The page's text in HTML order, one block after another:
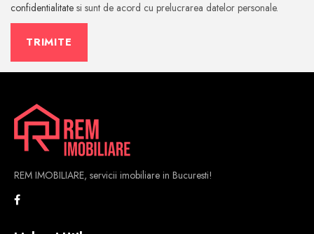
confidentialitate si sunt de acord cu prelucrarea datelor personale.
REM IMOBILIARE, servicii imobiliare in Bucuresti!